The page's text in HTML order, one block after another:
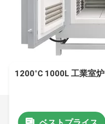
1200°C 1000L 工業室炉